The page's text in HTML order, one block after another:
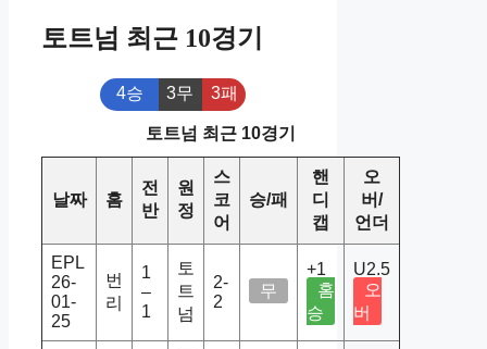
토트넘 최근 10경기
4승 3무 3패
토트넘 최근 10경기
날짜 홈
전
반
원
정
스
코
어
승/패
핸
디
캡
오
버/
언더
EPL
26-
01-
25
번
리
1
–
1
토
트
넘
2-
2
무
+1
홈
승
U2.5
오
버